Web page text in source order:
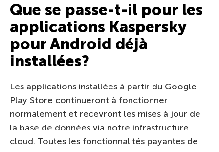
Que se passe-t-il pour les
applications Kaspersky
pour Android déjà
installées?
Les applications installées à partir du Google
Play Store continueront à fonctionner
normalement et recevront les mises à jour de
la base de données via notre infrastructure
cloud. Toutes les fonctionnalités payantes de